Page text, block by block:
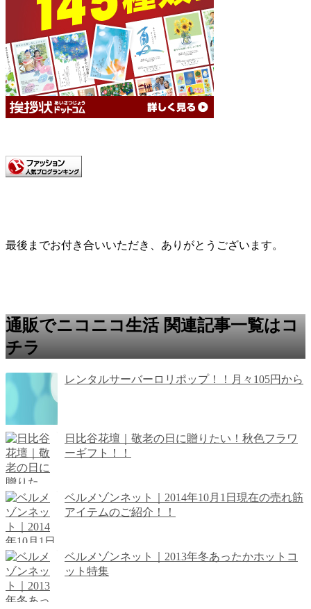
最後までお付き合いいただき、ありがとうございます。
通販でニコニコ生活 関連記事一覧はコ
チラ
レンタルサーバーロリポップ！！月々105円から
日比谷花壇｜敬老の日に贈りたい！秋色フラワ
ーギフト！！
ベルメゾンネット｜2014年10月1日現在の売れ筋
アイテムのご紹介！！
ベルメゾンネット｜2013年冬あったかホットコ
ット特集